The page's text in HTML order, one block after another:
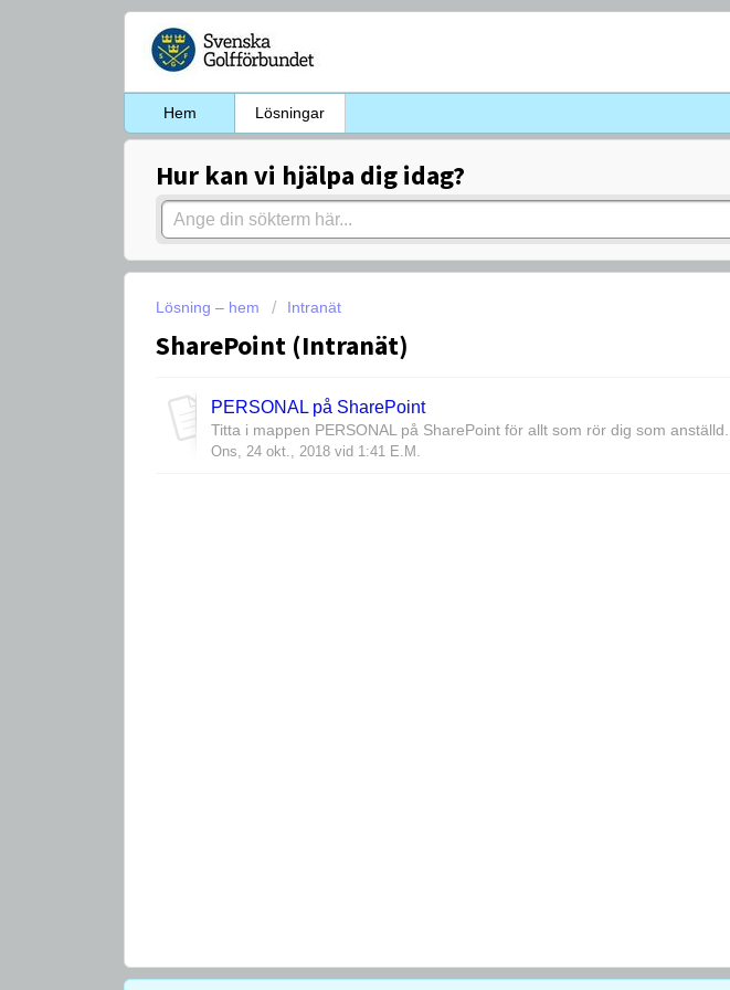
Hem Lösningar
Hur kan vi hjälpa dig idag?
Lösning – hem Intranät
SharePoint (Intranät)
PERSONAL på SharePoint
Titta i mappen PERSONAL på SharePoint för allt som rör dig som anställd...
Ons, 24 okt., 2018 vid 1:41 E.M.